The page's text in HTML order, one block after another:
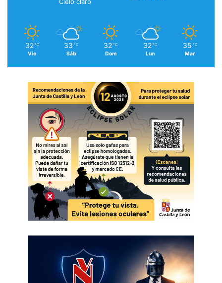
Cielo claro
32 ℃
Vie
33 ℃
Sáb
32 ℃
Dom
32 ℃
Lun
35 ℃
Mar